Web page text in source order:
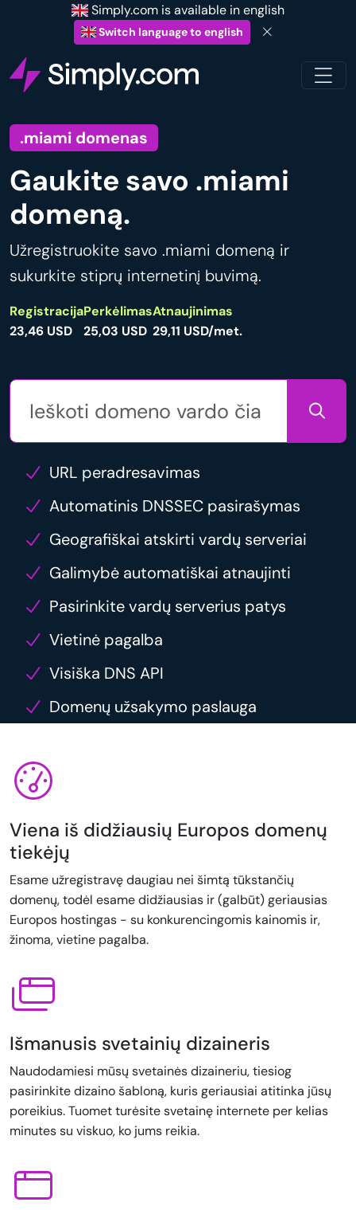
Simply.com is available in english
Switch language to english
.miami domenas
Gaukite savo .miami
domeną.
Užregistruokite savo .miami domeną ir
sukurkite stiprų internetinį buvimą.
Registracija
23,46 USD
Perkėlimas
25,03 USD
Atnaujinimas
29,11 USD/met.
URL peradresavimas
Automatinis DNSSEC pasirašymas
Geografiškai atskirti vardų serveriai
Galimybė automatiškai atnaujinti
Pasirinkite vardų serverius patys
Vietinė pagalba
Visiška DNS API
Domenų užsakymo paslauga
Viena iš didžiausių Europos domenų
tiekėjų
Esame užregistravę daugiau nei šimtą tūkstančių
domenų, todėl esame didžiausias ir (galbūt) geriausias
Europos hostingas - su konkurencingomis kainomis ir,
žinoma, vietine pagalba.
Išmanusis svetainių dizaineris
Naudodamiesi mūsų svetainės dizaineriu, tiesiog
pasirinkite dizaino šabloną, kuris geriausiai atitinka jūsų
poreikius. Tuomet turėsite svetainę internete per kelias
minutes su viskuo, ko jums reikia.